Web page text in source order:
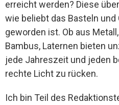
erreicht werden? Diese
wie beliebt das Basteln
geworden ist. Ob aus
Bambus, Laternen bieten
jede Jahreszeit und jeden
rechte Licht zu rücken.
Ich bin Teil des